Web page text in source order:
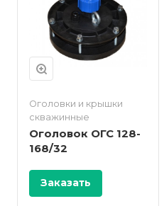
Оголовки и крышки
скважинные
Оголовок ОГС 128-
168/32
Заказать